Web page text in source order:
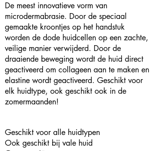
De meest innovatieve vorm van
microdermabrasie. Door de speciaal
gemaakte kroontjes op het handstuk
worden de dode huidcellen op een zachte,
veilige manier verwijderd. Door de
draaiende beweging wordt de huid direct
geactiveerd om collageen aan te maken en
elastine wordt geactiveerd. Geschikt voor
elk huidtype, ook geschikt ook in de
zomermaanden!
Geschikt voor alle huidtypen
Ook geschikt bij vale huid